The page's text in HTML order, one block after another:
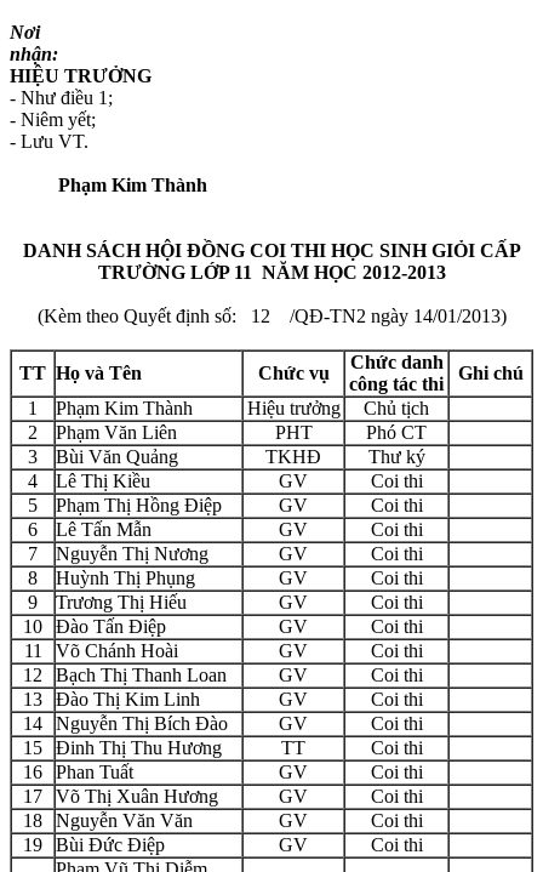
Nơi
nhận:
HIỆU TRƯỞNG
- Như điều 1;
- Niêm yết;
- Lưu VT.
Phạm Kim Thành
DANH SÁCH HỘI ĐỒNG COI THI HỌC SINH GIỎI CẤP
TRƯỜNG LỚP 11 NĂM HỌC 2012-2013
(Kèm theo Quyết định số: 12 /QĐ-TN2 ngày 14/01/2013)
TT Họ và Tên Chức vụ
Chức danh
công tác thi
Ghi chú
1
Phạm Kim Thành Hiệu trưởng
Chủ tịch
2
Phạm Văn Liên PHT
Phó CT
3
Bùi Văn Quảng TKHĐ
Thư ký
4
Lê Thị Kiều GV
Coi thi
5
Phạm Thị Hồng Điệp GV
Coi thi
6
Lê Tấn Mẫn GV
Coi thi
7
Nguyễn Thị Nương GV
Coi thi
8
Huỳnh Thị Phụng GV
Coi thi
9
Trương Thị Hiếu GV
Coi thi
10
Đào Tấn Điệp GV
Coi thi
11
Võ Chánh Hoài GV
Coi thi
12
Bạch Thị Thanh Loan GV
Coi thi
13
Đào Thị Kim Linh GV
Coi thi
14
Nguyễn Thị Bích Đào GV
Coi thi
15
Đinh Thị Thu Hương TT
Coi thi
16
Phan Tuất GV
Coi thi
17
Võ Thị Xuân Hương GV
Coi thi
18
Nguyễn Văn Văn GV
Coi thi
19
Bùi Đức Điệp GV
Coi thi